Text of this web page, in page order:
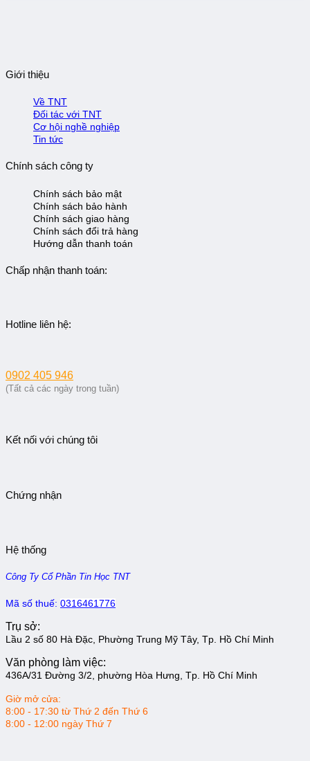
Giới thiệu
Về TNT
Đối tác với TNT
Cơ hội nghề nghiệp
Tin tức
Chính sách công ty
Chính sách bảo mật
Chính sách bảo hành
Chính sách giao hàng
Chính sách đổi trả hàng
Hướng dẫn thanh toán
Chấp nhận thanh toán:
Hotline liên hệ:
0902 405 946
(Tất cả các ngày trong tuần)
Kết nối với chúng tôi
Chứng nhận
Hệ thống
Công Ty Cổ Phần Tin Học TNT
Mã số thuế: 0316461776
Trụ sở:
Lầu 2 số 80 Hà Đặc, Phường Trung Mỹ Tây, Tp. Hồ Chí Minh
Văn phòng làm việc:
436A/31 Đường 3/2, phường Hòa Hưng, Tp. Hồ Chí Minh
Giờ mở cửa:
8:00 - 17:30 từ Thứ 2 đến Thứ 6
8:00 - 12:00 ngày Thứ 7